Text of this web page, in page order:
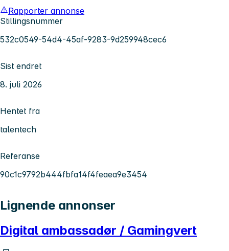
Rapporter annonse
Stillingsnummer
532c0549-54d4-45af-9283-9d259948cec6
Sist endret
8. juli 2026
Hentet fra
talentech
Referanse
90c1c9792b444fbfa14f4feaea9e3454
Lignende annonser
Digital ambassadør / Gamingvert